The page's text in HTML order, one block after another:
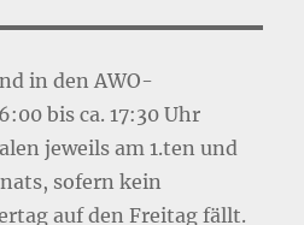
in den AWO-
bis ca. 17:30 Uhr
jeweils am 1.ten und
sofern kein
auf den Freitag fällt.